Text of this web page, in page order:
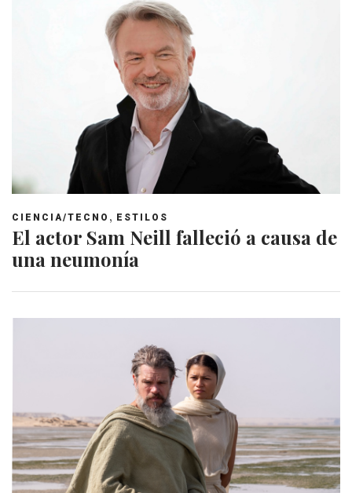
CIENCIA/TECNO , ESTILOS
El actor Sam Neill falleció a causa de
una neumonía